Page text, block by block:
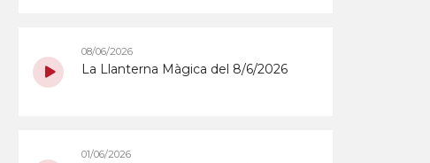
08/06/2026
La Llanterna Màgica del 8/6/2026
01/06/2026